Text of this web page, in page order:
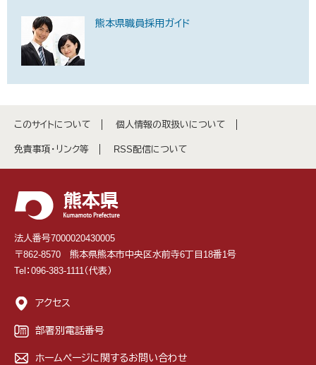
熊本県職員採用ガイド
このサイトについて 個人情報の取扱いについて
免責事項・リンク等 RSS配信について
法人番号7000020430005
〒862-8570 熊本県熊本市中央区水前寺6丁目18番1号
Tel：096-383-1111（代表）
アクセス
部署別電話番号
ホームページに関するお問い合わせ